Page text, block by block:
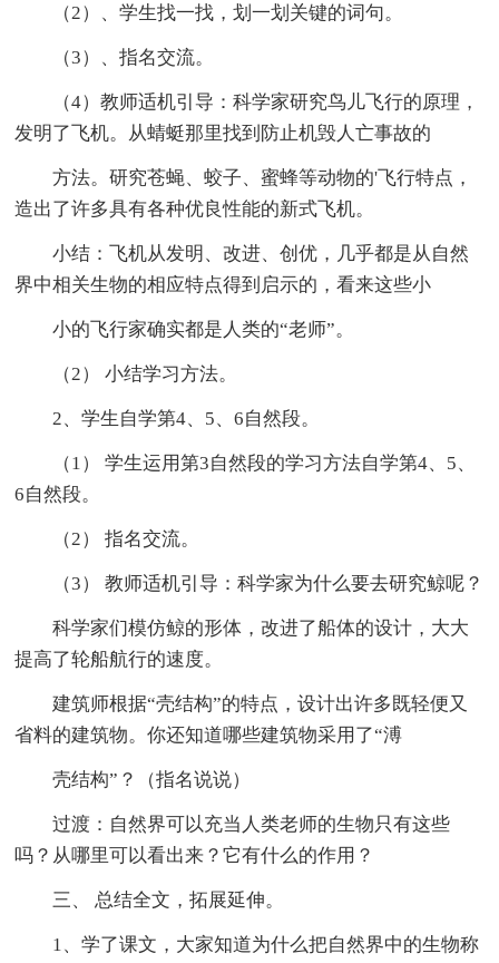
（2）、学生找一找，划一划关键的词句。
（3）、指名交流。
（4）教师适机引导：科学家研究鸟儿飞行的原理，
发明了飞机。从蜻蜓那里找到防止机毁人亡事故的
方法。研究苍蝇、蛟子、蜜蜂等动物的'飞行特点，
造出了许多具有各种优良性能的新式飞机。
小结：飞机从发明、改进、创优，几乎都是从自然
界中相关生物的相应特点得到启示的，看来这些小
小的飞行家确实都是人类的“老师”。
（2） 小结学习方法。
2、学生自学第4、5、6自然段。
（1） 学生运用第3自然段的学习方法自学第4、5、
6自然段。
（2） 指名交流。
（3） 教师适机引导：科学家为什么要去研究鲸呢？
科学家们模仿鲸的形体，改进了船体的设计，大大
提高了轮船航行的速度。
建筑师根据“壳结构”的特点，设计出许多既轻便又
省料的建筑物。你还知道哪些建筑物采用了“溥
壳结构”？（指名说说）
过渡：自然界可以充当人类老师的生物只有这些
吗？从哪里可以看出来？它有什么的作用？
三、 总结全文，拓展延伸。
1、学了课文，大家知道为什么把自然界中的生物称